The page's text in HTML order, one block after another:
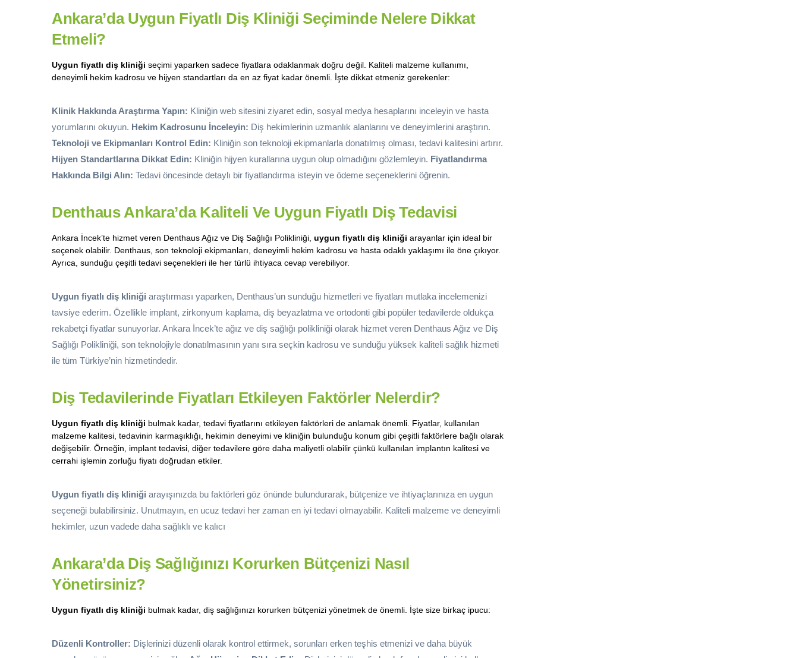
Ankara’da Uygun Fiyatlı Diş Kliniği Seçiminde Nelere Dikkat
Etmeli?
Uygun fiyatlı diş kliniği seçimi yaparken sadece fiyatlara odaklanmak doğru değil. Kaliteli malzeme kullanımı,
deneyimli hekim kadrosu ve hijyen standartları da en az fiyat kadar önemli. İşte dikkat etmeniz gerekenler:
Klinik Hakkında Araştırma Yapın: Kliniğin web sitesini ziyaret edin, sosyal medya hesaplarını inceleyin ve hasta
yorumlarını okuyun. Hekim Kadrosunu İnceleyin: Diş hekimlerinin uzmanlık alanlarını ve deneyimlerini araştırın.
Teknoloji ve Ekipmanları Kontrol Edin: Kliniğin son teknoloji ekipmanlarla donatılmış olması, tedavi kalitesini artırır.
Hijyen Standartlarına Dikkat Edin: Kliniğin hijyen kurallarına uygun olup olmadığını gözlemleyin. Fiyatlandırma
Hakkında Bilgi Alın: Tedavi öncesinde detaylı bir fiyatlandırma isteyin ve ödeme seçeneklerini öğrenin.
Denthaus Ankara’da Kaliteli Ve Uygun Fiyatlı Diş Tedavisi
Ankara İncek’te hizmet veren Denthaus Ağız ve Diş Sağlığı Polikliniği, uygun fiyatlı diş kliniği arayanlar için ideal bir
seçenek olabilir. Denthaus, son teknoloji ekipmanları, deneyimli hekim kadrosu ve hasta odaklı yaklaşımı ile öne çıkıyor.
Ayrıca, sunduğu çeşitli tedavi seçenekleri ile her türlü ihtiyaca cevap verebiliyor.
Uygun fiyatlı diş kliniği araştırması yaparken, Denthaus’un sunduğu hizmetleri ve fiyatları mutlaka incelemenizi
tavsiye ederim. Özellikle implant, zirkonyum kaplama, diş beyazlatma ve ortodonti gibi popüler tedavilerde oldukça
rekabetçi fiyatlar sunuyorlar. Ankara İncek’te ağız ve diş sağlığı polikliniği olarak hizmet veren Denthaus Ağız ve Diş
Sağlığı Polikliniği, son teknolojiyle donatılmasının yanı sıra seçkin kadrosu ve sunduğu yüksek kaliteli sağlık hizmeti
ile tüm Türkiye’nin hizmetindedir.
Diş Tedavilerinde Fiyatları Etkileyen Faktörler Nelerdir?
Uygun fiyatlı diş kliniği bulmak kadar, tedavi fiyatlarını etkileyen faktörleri de anlamak önemli. Fiyatlar, kullanılan
malzeme kalitesi, tedavinin karmaşıklığı, hekimin deneyimi ve kliniğin bulunduğu konum gibi çeşitli faktörlere bağlı olarak
değişebilir. Örneğin, implant tedavisi, diğer tedavilere göre daha maliyetli olabilir çünkü kullanılan implantın kalitesi ve
cerrahi işlemin zorluğu fiyatı doğrudan etkiler.
Uygun fiyatlı diş kliniği arayışınızda bu faktörleri göz önünde bulundurarak, bütçenize ve ihtiyaçlarınıza en uygun
seçeneği bulabilirsiniz. Unutmayın, en ucuz tedavi her zaman en iyi tedavi olmayabilir. Kaliteli malzeme ve deneyimli
hekimler, uzun vadede daha sağlıklı ve kalıcı
Ankara’da Diş Sağlığınızı Korurken Bütçenizi Nasıl
Yönetirsiniz?
Uygun fiyatlı diş kliniği bulmak kadar, diş sağlığınızı korurken bütçenizi yönetmek de önemli. İşte size birkaç ipucu:
Düzenli Kontroller: Dişlerinizi düzenli olarak kontrol ettirmek, sorunları erken teşhis etmenizi ve daha büyük